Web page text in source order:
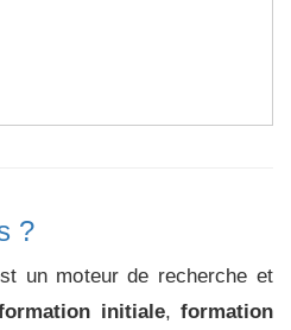
?
un moteur de recherche et
initiale,formation